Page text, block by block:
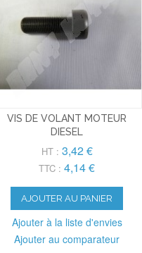
VIS DE VOLANT MOTEUR
DIESEL
HT : 3,42 €
TTC : 4,14 €
AJOUTER AU PANIER
Ajouter à la liste d'envies
Ajouter au comparateur